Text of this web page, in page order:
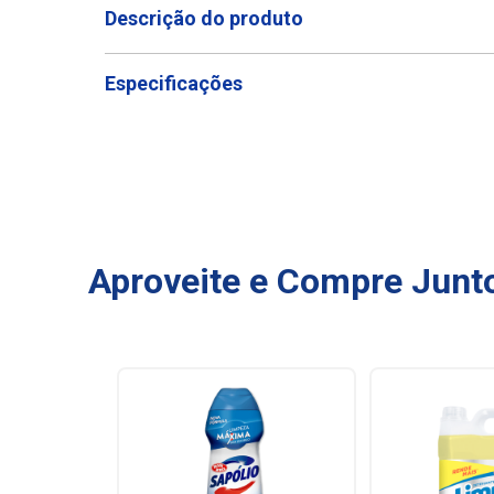
Descrição do produto
Especificações
Aproveite e Compre